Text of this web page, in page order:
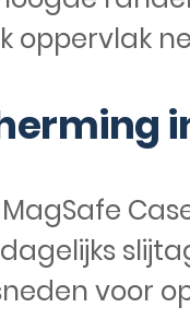
oppervlak
voor